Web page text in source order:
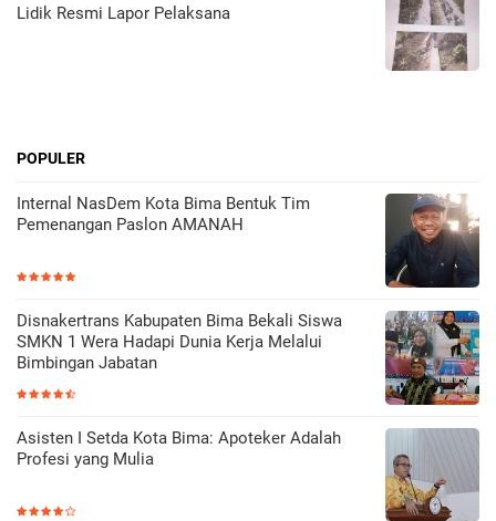
Lidik Resmi Lapor Pelaksana
POPULER
Internal NasDem Kota Bima Bentuk Tim
Pemenangan Paslon AMANAH
Disnakertrans Kabupaten Bima Bekali Siswa
SMKN 1 Wera Hadapi Dunia Kerja Melalui
Bimbingan Jabatan
Asisten I Setda Kota Bima: Apoteker Adalah
Profesi yang Mulia